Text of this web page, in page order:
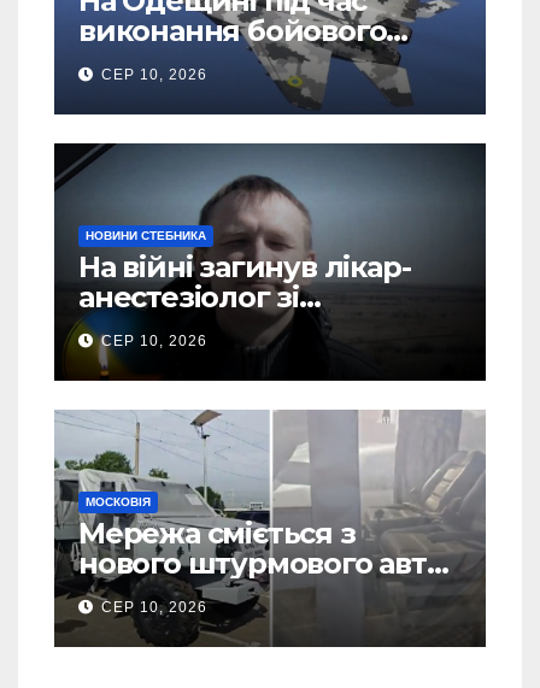
виконання бойового
завдання розбився
МіГ-29: пілот
катапультувався
СЕР 10, 2026
НОВИНИ СТЕБНИКА
На війні загинув лікар-
анестезіолог зі
Стебницької міської
лікарні Роман Брятко
СЕР 10, 2026
МОСКОВІЯ
Мережа сміється з
нового штурмового авто
Росії для фронту: перше
Відео
СЕР 10, 2026